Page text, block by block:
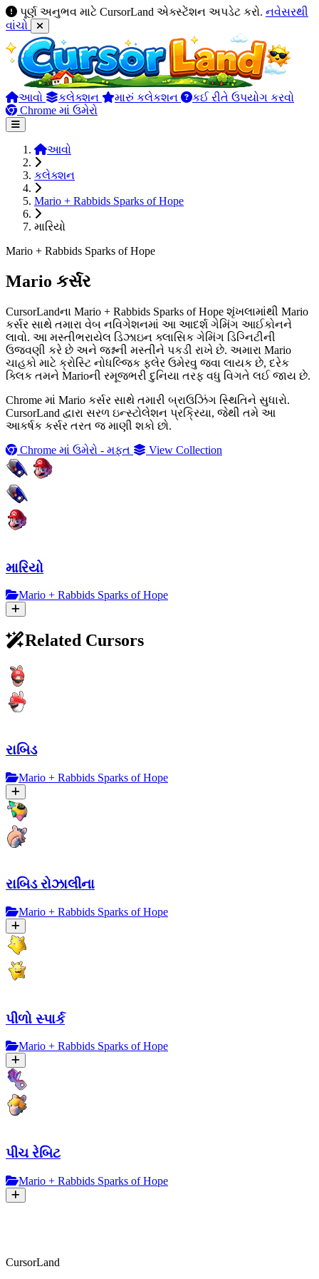
પૂર્ણ અનુભવ માટે CursorLand એક્સ્ટેંશન અપડેટ કરો. નવેસરથી
વાંચો
આવો કલેક્શન મારું કલેકશન
કઈ રીતે ઉપયોગ કરવો
Chrome માં ઉમેરો
આવો
કલેક્શન
Mario + Rabbids Sparks of Hope
મારિયો
Mario + Rabbids Sparks of Hope
Mario કર્સર
CursorLandના Mario + Rabbids Sparks of Hope શૃંખલામાંથી Mario
કર્સર સાથે તમારા વેબ નવિગેશનમાં આ આદર્શ ગેમિંગ આઈકોનને
લાવો. આ મસ્તીભરાયેલ ડિઝાઇન ક્લાસિક ગેમિંગ ડિગ્નિટીની
ઉજવણી કરે છે અને જશ્નની મસ્તીને પકડી રાખે છે. અમારા Mario
ચાહકો માટે ક્રોસ્ટિ નોધલ્જિક ફલેર ઉમેરવુ જવા લાયક છે, દરેક
ક્લિક તમને Marioની રમૂજભરી દુનિયા તરફ વધુ વિગતે લઈ જાય છે.
Chrome માં Mario કર્સર સાથે તમારી બ્રાઉઝિંગ સ્થિતિને સુધારો.
CursorLand દ્વારા સરળ ઇન્સ્ટોલેશન પ્રક્રિયા, જેથી તમે આ
આકર્ષક કર્સર તરત જ માણી શકો છો.
Chrome માં ઉમેરો - મફત
View Collection
મારિયો
Mario + Rabbids Sparks of Hope
Related Cursors
રાબિડ
Mario + Rabbids Sparks of Hope
રાબિડ રોઝાલીના
Mario + Rabbids Sparks of Hope
પીળો સ્પાર્ક
Mario + Rabbids Sparks of Hope
પીચ રેબિટ
Mario + Rabbids Sparks of Hope
CursorLand